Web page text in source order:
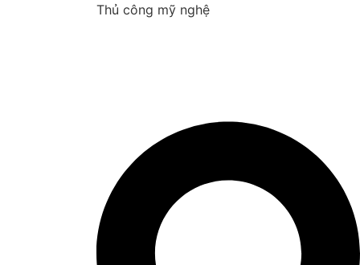
Thủ công mỹ nghệ